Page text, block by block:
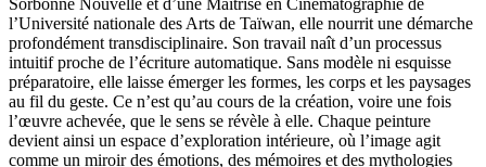
l’Université nationale des Arts de Taïwan, elle nourrit une démarche
profondément transdisciplinaire. Son travail naît d’un processus
intuitif proche de l’écriture automatique. Sans modèle ni esquisse
préparatoire, elle laisse émerger les formes, les corps et les paysages
au fil du geste. Ce n’est qu’au cours de la création, voire une fois
l’œuvre achevée, que le sens se révèle à elle. Chaque peinture
devient ainsi un espace d’exploration intérieure, où l’image agit
comme un miroir des émotions, des mémoires et des mythologies